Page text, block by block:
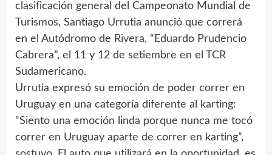
clasificación general del Campeonato Mundial de
Turismos, Santiago Urrutia anunció que correrá
en el Autódromo de Rivera, “Eduardo Prudencio
Cabrera”, el 11 y 12 de setiembre en el TCR
Sudamericano.
Urrutia expresó su emoción de poder correr en
Uruguay en una categoría diferente al karting:
“Siento una emoción linda porque nunca me tocó
correr en Uruguay aparte de correr en karting”,